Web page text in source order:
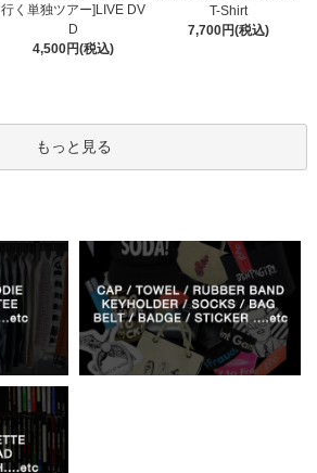
行く単独ツアー]LIVE DV
D
4,500円(税込)
T-Shirt
7,700円(税込)
もっと見る